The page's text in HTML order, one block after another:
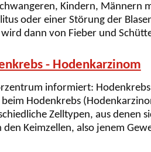
Kindern, Männern
oder einer Störung der
dann von Fieber und
- Hodenkarzinom
informiert:
Hodenkrebs
Zelltypen, aus denen
Keimzellen, also jenem